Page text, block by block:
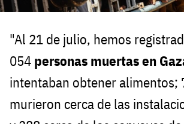
"Al 21 de julio, hemos
054 personas muertas en
intentaban obtener alimentos;
murieron cerca de las